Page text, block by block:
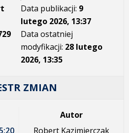
Data publikacji: 9
lutego 2026, 13:37
Data ostatniej
modyfikacji: 28 lutego
2026, 13:35
ZMIAN
Autor
Robert Kazimierczak